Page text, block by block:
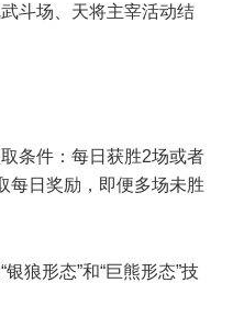
斗场、天将主宰活动结
条件：每日获胜2场或者
每日奖励，即便多场未胜
狼形态”和“巨熊形态”技